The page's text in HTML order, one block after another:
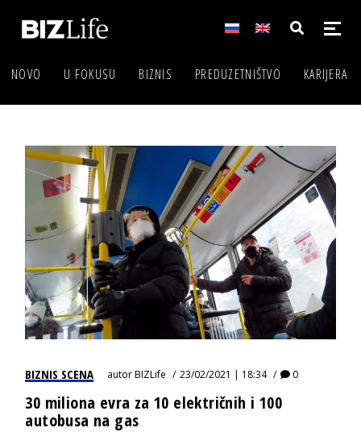
NOVO U FOKUSU BIZNIS PREDUZETNIŠTVO KARIJERA
BIZNIS SCENA autorBIZLife 23/02/2021 | 18:34 0
30 miliona evra za 10 električnih i 100
autobusa na gas